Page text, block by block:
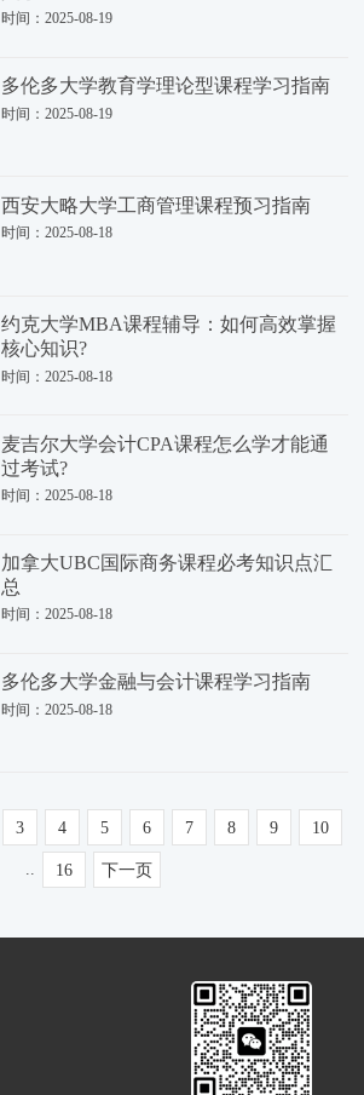
时间：2025-08-19
多伦多大学教育学理论型课程学习指南
时间：2025-08-19
西安大略大学工商管理课程预习指南
时间：2025-08-18
约克大学MBA课程辅导：如何高效掌握
核心知识?
时间：2025-08-18
麦吉尔大学会计CPA课程怎么学才能通
过考试?
时间：2025-08-18
加拿大UBC国际商务课程必考知识点汇
总
时间：2025-08-18
多伦多大学金融与会计课程学习指南
时间：2025-08-18
3 4 5 6 7 8 9 10
.. 16 下一页